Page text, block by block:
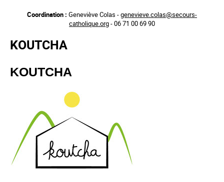
principal
Coordination : Geneviève Colas -genevieve.colas@secours-
catholique.org- 06 71 00 69 90
KOUTCHA
KOUTCHA